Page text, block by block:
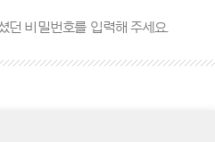
던 비밀번호를 입력해 주세요.